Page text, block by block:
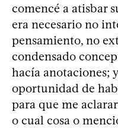
comencé a atisbar
era necesario no
pensamiento, no
condensado
hacía anotaciones;
oportunidad de
para que me
o cual cosa o